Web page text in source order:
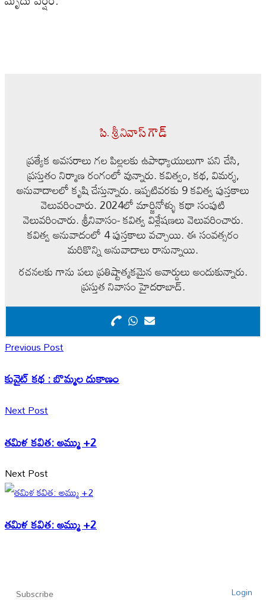
పి. శ్రీనివాస్ గౌడ్
ప్రత్యేక అవసరాలు గల పిల్లలకు ఉపాధ్యాయులుగా పని చేసి,
ప్రస్తుతం నిర్మాణ రంగంలో వున్నారు. కవిత్వం, కథ, విమర్శ,
అనువాదాలలో కృషి చేస్తున్నారు. ఇప్పటివరకు 9 కవిత్వ పుస్తకాలు
వెలువరించారు. 2024లో మార్జినోళ్ళు కథా సంపుటి
వెలువరించారు. శ్రీనివాసం- కవిత్వ విశ్లేషణలు వెలువరించారు.
కవిత్వ అనువాదంలో 4 పుస్తకాలు వచ్చాయి. ఈ సంవత్సరం
మరికొన్ని అనువాదాలు రానున్నాయి.
రచనలకు గాను పలు ప్రతిష్టాత్మకమైన అవార్డులు అందుకున్నారు.
ప్రస్తుత నివాసం హైదరాబాద్.
Previous Post
కువైట్ కథ : బొమ్మల దుకాణం
Next Post
తమిళ కవిత: అమ్ము +2
Next Post
తమిళ కవిత: అమ్ము +2
Subscribe Login